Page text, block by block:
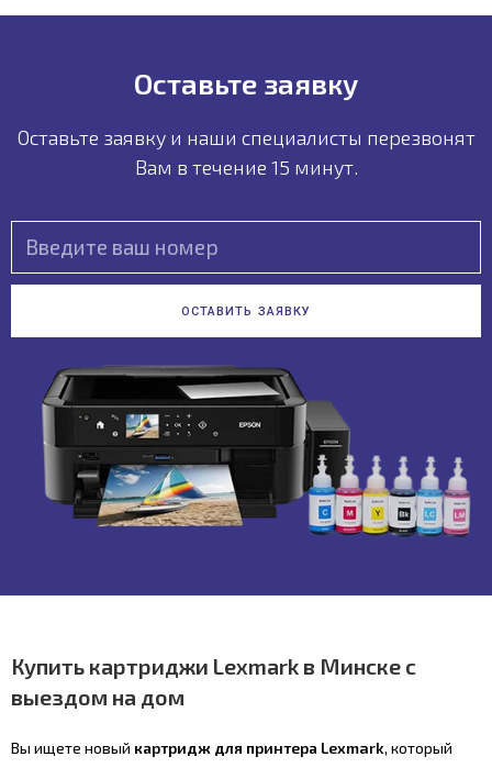
Оставьте заявку
Оставьте заявку и наши специалисты пeрезвонят
Вам в течение 15 минут.
ОСТАВИТЬ ЗАЯВКУ
Купить картриджи Lexmark в Минске с
выездом на дом
Вы ищете новый картридж для принтера Lexmark, который